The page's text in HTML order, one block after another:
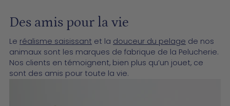
Des amis pour la vie
Le réalisme saisissant et la douceur du pelage de nos
animaux sont les marques de fabrique de la Pelucherie.
Nos clients en témoignent, bien plus qu’un jouet, ce
sont des amis pour toute la vie.